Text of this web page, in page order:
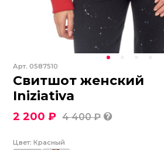
Арт.0587510
Свитшот женский
Iniziativa
2 200 ₽ 4 400 ₽
Цвет: Красный